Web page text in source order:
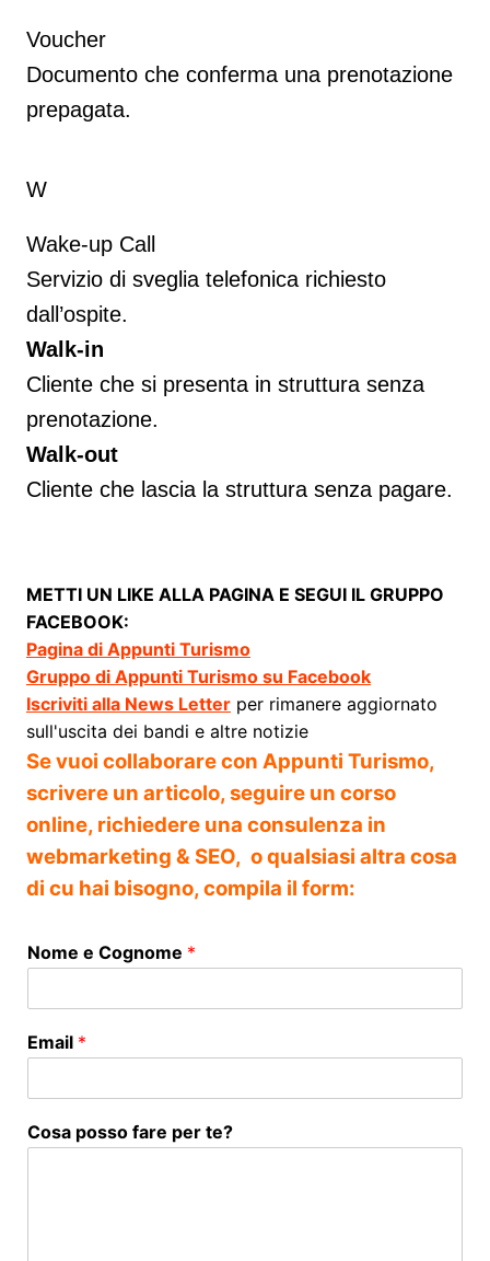
Voucher
Documento che conferma una prenotazione
prepagata.
W
Wake-up Call
Servizio di sveglia telefonica richiesto
dall’ospite.
Walk-in
Cliente che si presenta in struttura senza
prenotazione.
Walk-out
Cliente che lascia la struttura senza pagare.
METTI UN LIKE ALLA PAGINA E SEGUI IL GRUPPO
FACEBOOK:
Pagina di Appunti Turismo
Gruppo di Appunti Turismo su Facebook
Iscriviti alla News Letterper rimanere aggiornato
sull'uscita dei bandi e altre notizie
Se vuoi collaborare con Appunti Turismo,
scrivere un articolo, seguire un corso
online, richiedere una consulenza in
webmarketing & SEO, o qualsiasi altra cosa
di cu hai bisogno, compila il form:
Nome e Cognome *
Email *
Cosa posso fare per te?